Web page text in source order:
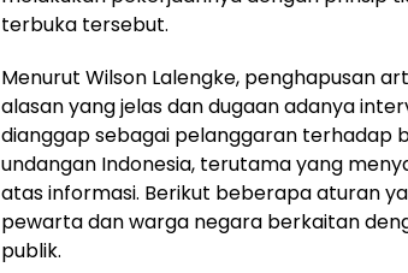
terbuka tersebut.
Menurut Wilson Lalengke, penghapusan
alasan yang jelas dan dugaan adanya
dianggap sebagai pelanggaran terhadap
undangan Indonesia, terutama yang
atas informasi. Berikut beberapa aturan
pewarta dan warga negara berkaitan
publik.